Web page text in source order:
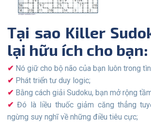
Tại sao Killer Sudoku 16x16
lại hữu ích cho bạn:
Nó giữ cho bộ não của bạn luôn trong
Phát triển tư duy logic;
Bằng cách giải Sudoku, bạn mở rộng
Đó là liều thuốc giảm căng thẳng
ngừng suy nghĩ về những điều tiêu cực;